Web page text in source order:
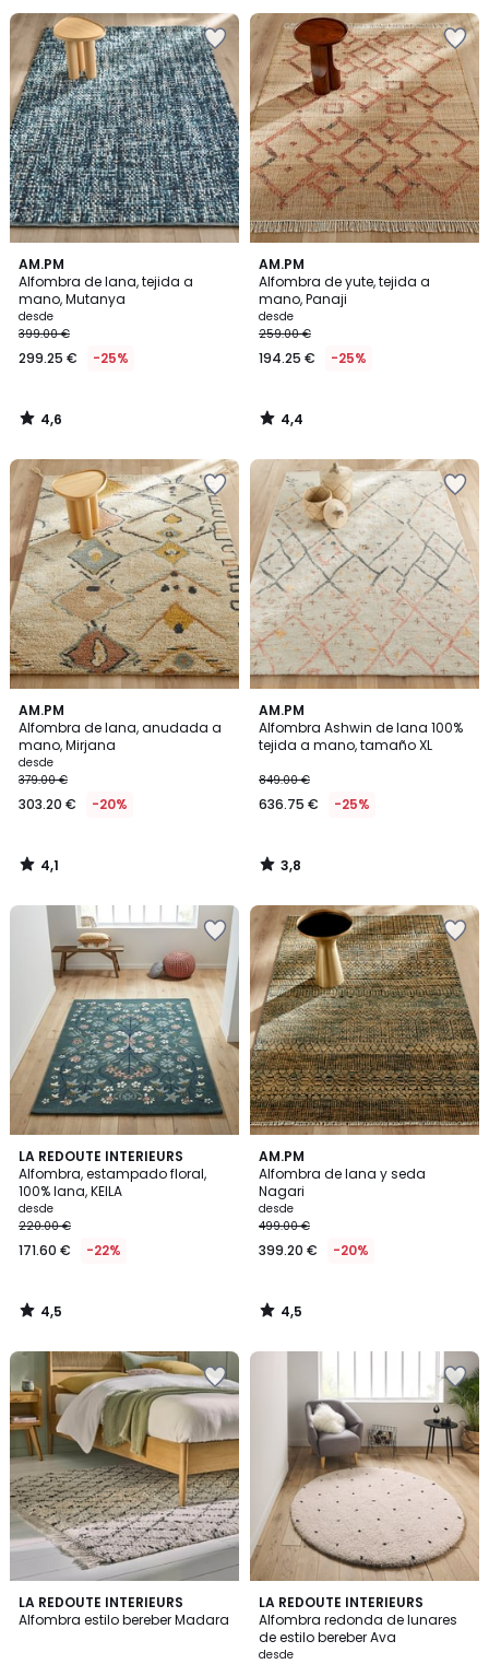
AM.PM
Alfombra de lana, tejida a
mano, Mutanya
desde
399.00 €
299.25 € -25%
4,6
/ 5
4,6
/
AM.PM
Alfombra de yute, tejida a
mano, Panaji
desde
259.00 €
194.25 € -25%
4,4
/ 5
4,4
/
AM.PM
Alfombra de lana, anudada a
mano, Mirjana
desde
379.00 €
303.20 € -20%
4,1
/ 5
4,1
/
AM.PM
Alfombra Ashwin de lana 100%
tejida a mano, tamaño XL
849.00 €
636.75 € -25%
3,8
/ 5
3,8
/
LA REDOUTE INTERIEURS
Alfombra, estampado floral,
100% lana, KEILA
desde
220.00 €
171.60 € -22%
4,5
/ 5
4,5
/
AM.PM
Alfombra de lana y seda
Nagari
desde
499.00 €
399.20 € -20%
4,5
/ 5
4,5
/
LA REDOUTE INTERIEURS
Alfombra estilo bereber Madara
4,4
/ 5
LA REDOUTE INTERIEURS
Alfombra redonda de lunares
de estilo bereber Ava
desde
4,3
/ 5